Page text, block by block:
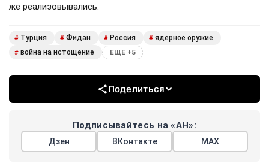
же реализовывались.
# Турция # Фидан # Россия # ядерное оружие
# война на истощение ЕЩЕ +5
Поделиться
Подписывайтесь на «АН»:
Дзен ВКонтакте МАХ